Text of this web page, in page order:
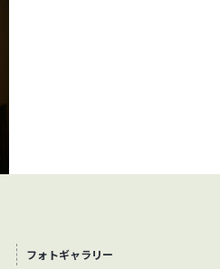
フォトギャラリー